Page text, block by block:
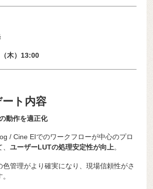
木）13:00
ト内容
動作を適正化
/ Cine EIでのワークフローが中心のプロ
、ユーザーLUTの処理安定性が向上。
色管理がより確実になり、現場信頼性がさ